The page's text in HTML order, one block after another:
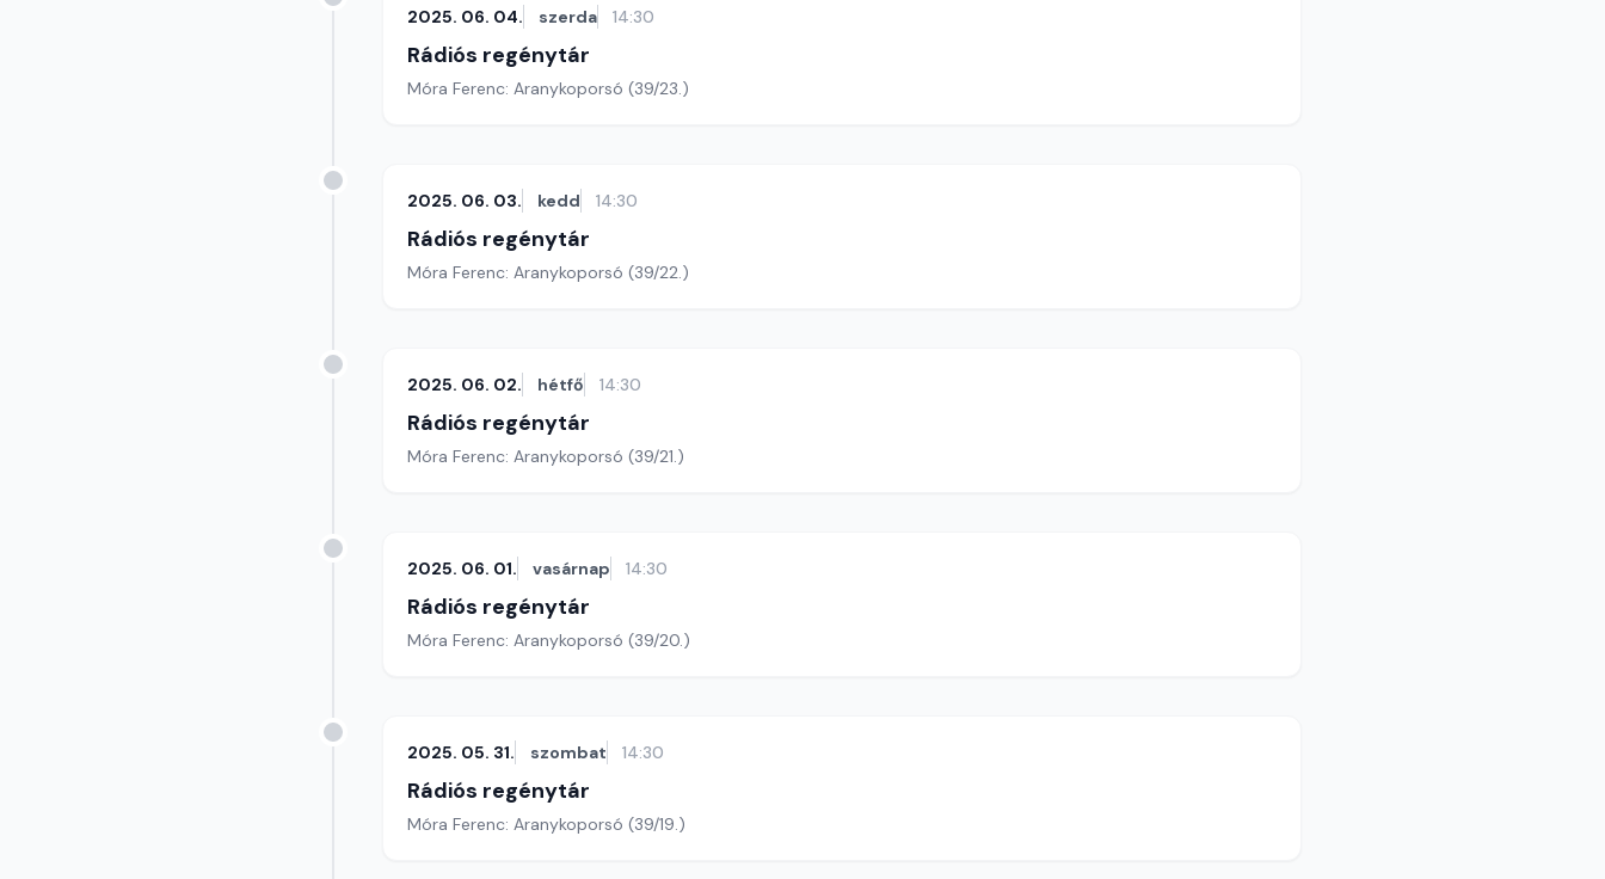
2025. 06. 04. szerda 14:30
Rádiós regénytár
Móra Ferenc: Aranykoporsó (39/23.)
2025. 06. 03. kedd 14:30
Rádiós regénytár
Móra Ferenc: Aranykoporsó (39/22.)
2025. 06. 02. hétfő 14:30
Rádiós regénytár
Móra Ferenc: Aranykoporsó (39/21.)
2025. 06. 01. vasárnap 14:30
Rádiós regénytár
Móra Ferenc: Aranykoporsó (39/20.)
2025. 05. 31. szombat 14:30
Rádiós regénytár
Móra Ferenc: Aranykoporsó (39/19.)